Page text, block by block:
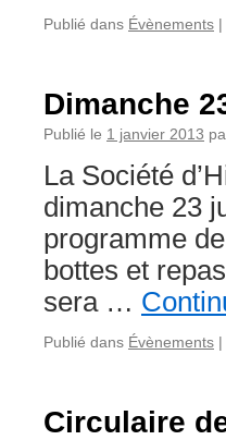
Publié dans Évènements |
Dimanche
Publié le 1 janvier 2013
La Société
dimanche 23
programme
bottes et
sera …
Publié dans Évènements |
Circulaire